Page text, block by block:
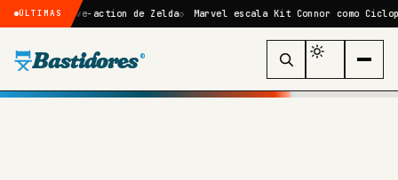
ÚLTIMAS
live-action de Zelda Marvel escala Kit Connor como Ciclope no
Bastidores ®